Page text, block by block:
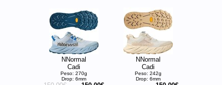
NNormal
Cadi
Peso: 270g
Drop: 6mm
NNormal
Cadi
Peso: 242g
Drop: 6mm